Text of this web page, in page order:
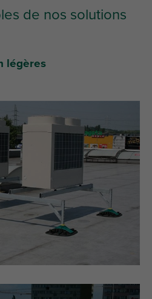
de nos solutions
légères